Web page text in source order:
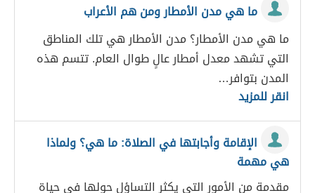
ما هي مدن الأمطار ومن هم الأعراب
ما هي مدن الأمطار؟ مدن الأمطار هي تلك المناطق
التي تشهد معدل أمطار عالٍ طوال العام. تتسم هذه
المدن بتوافر…
انقر للمزيد
الإقامة وأجابتها في الصلاة: ما هي؟ ولماذا
هي مهمة
مقدمة من الأمور التي يكثر التساؤل حولها في حياة